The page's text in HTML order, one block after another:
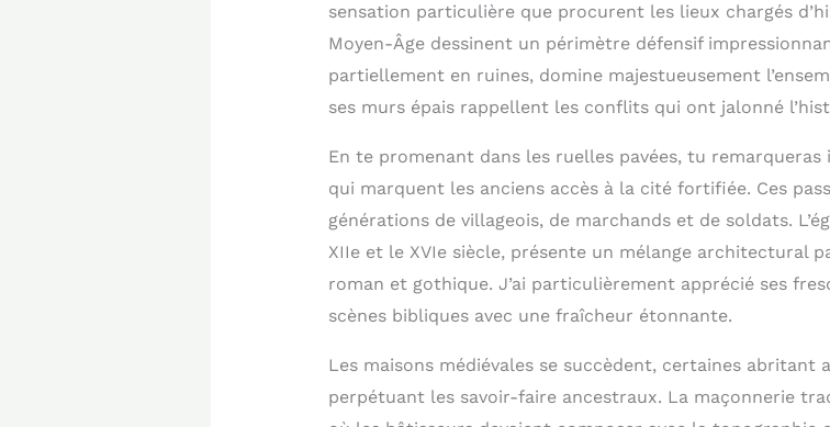
sensation particulière que procurent les lieux chargés
Moyen-Âge dessinent un périmètre défensif
partiellement en ruines, domine majestueusement
ses murs épais rappellent les conflits qui ont jalonné
En te promenant dans les ruelles pavées, tu
qui marquent les anciens accès à la cité fortifiée. Ces
générations de villageois, de marchands et de soldats.
XIIe et le XVIe siècle, présente un mélange architectural
roman et gothique. J’ai particulièrement apprécié ses
scènes bibliques avec une fraîcheur étonnante.
Les maisons médiévales se succèdent, certaines abritant
perpétuant les savoir-faire ancestraux. La maçonnerie